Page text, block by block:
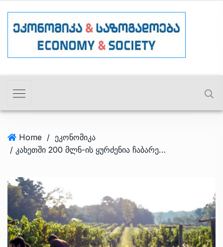
Home / ეკონომიკა
/ კახეთში 200 მლნ-ის ყურძენია ჩაბარებული – სააგენტო